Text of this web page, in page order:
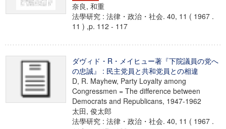
奈良, 和重
法學研究 : 法律・政治・社会. 40, 11 ( 1967 .
11 ) ,p. 112 - 117
ダヴィド・R・メイヒュー著『下院議員の党へ
の忠誠』 : 民主党員と共和党員との相違
D, R. Mayhew, Party Loyalty among
Congressmen = The difference between
Democrats and Republicans, 1947-1962
太田, 俊太郎
法學研究 : 法律・政治・社会. 40, 11 ( 1967 .